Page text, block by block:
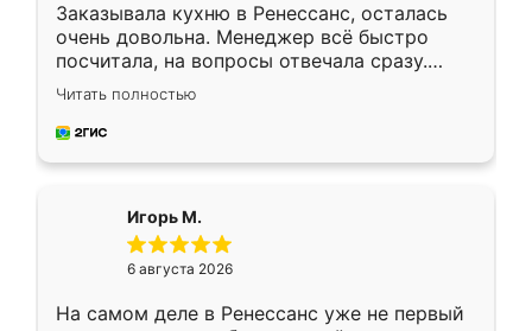
Заказывала кухню в Ренессанс, осталась
очень довольна. Менеджер всё быстро
посчитала, на вопросы отвечала сразу.
Замерщик приехал в субботу, подошёл к
делу со всей ответственностью. Собрали
за день, ребята работали аккуратно, даже
Читать полностью
Игорь М.
6 августа 2026
На самом деле в Ренессанс уже не первый